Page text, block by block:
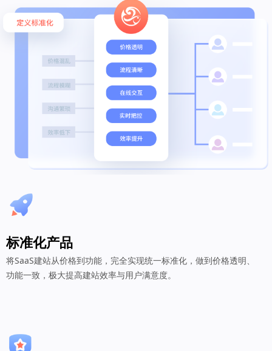
标准化产品
将SaaS建站从价格到功能，完全实现统一标准化，做到价格透明、
功能一致，极大提高建站效率与用户满意度。